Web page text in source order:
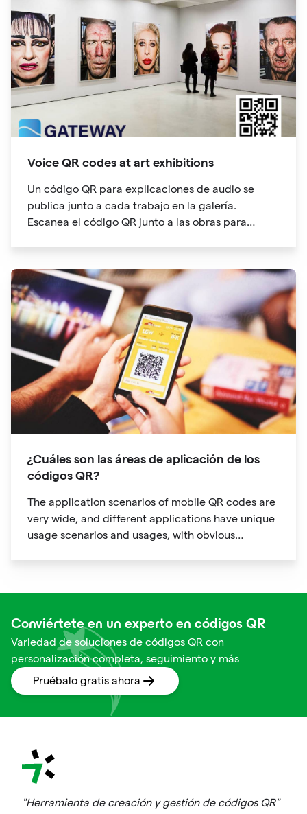
Voice QR codes at art exhibitions
Un código QR para explicaciones de audio se
publica junto a cada trabajo en la galería.
Escanea el código QR junto a las obras para
¿Cuáles son las áreas de aplicación de los
códigos QR?
The application scenarios of mobile QR codes are
very wide, and different applications have unique
usage scenarios and usages, with obvious
Conviértete en un experto en códigos QR
Variedad de soluciones de códigos QR con
personalización completa, seguimiento y más
Pruébalo gratis ahora
"Herramienta de creación y gestión de códigos QR"